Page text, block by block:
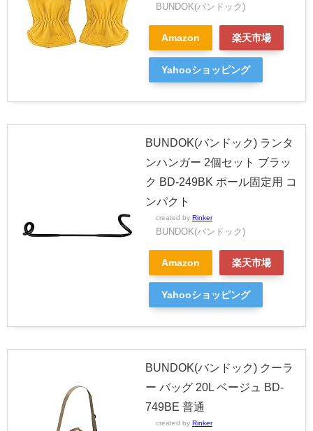
BUNDOK(バンドック)
Amazon 楽天市場
Yahooショッピング
BUNDOK(バンドック) ランタ
ンハンガー 2個セット ブラッ
ク BD-249BK ポール固定用 コ
ンパクト
created by Rinker
BUNDOK(バンドック)
Amazon 楽天市場
Yahooショッピング
BUNDOK(バンドック) クーラ
ー バッグ 20L ベージュ BD-
749BE 普通
created by Rinker